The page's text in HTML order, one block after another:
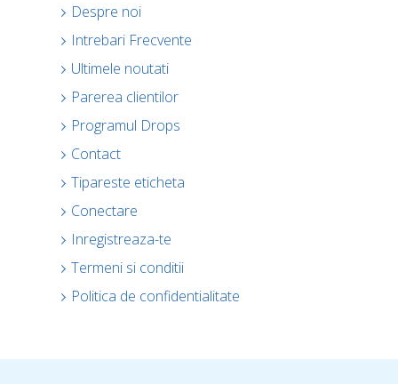
Despre noi
Intrebari Frecvente
Ultimele noutati
Parerea clientilor
Programul Drops
Contact
Tipareste eticheta
Conectare
Inregistreaza-te
Termeni si conditii
Politica de confidentialitate